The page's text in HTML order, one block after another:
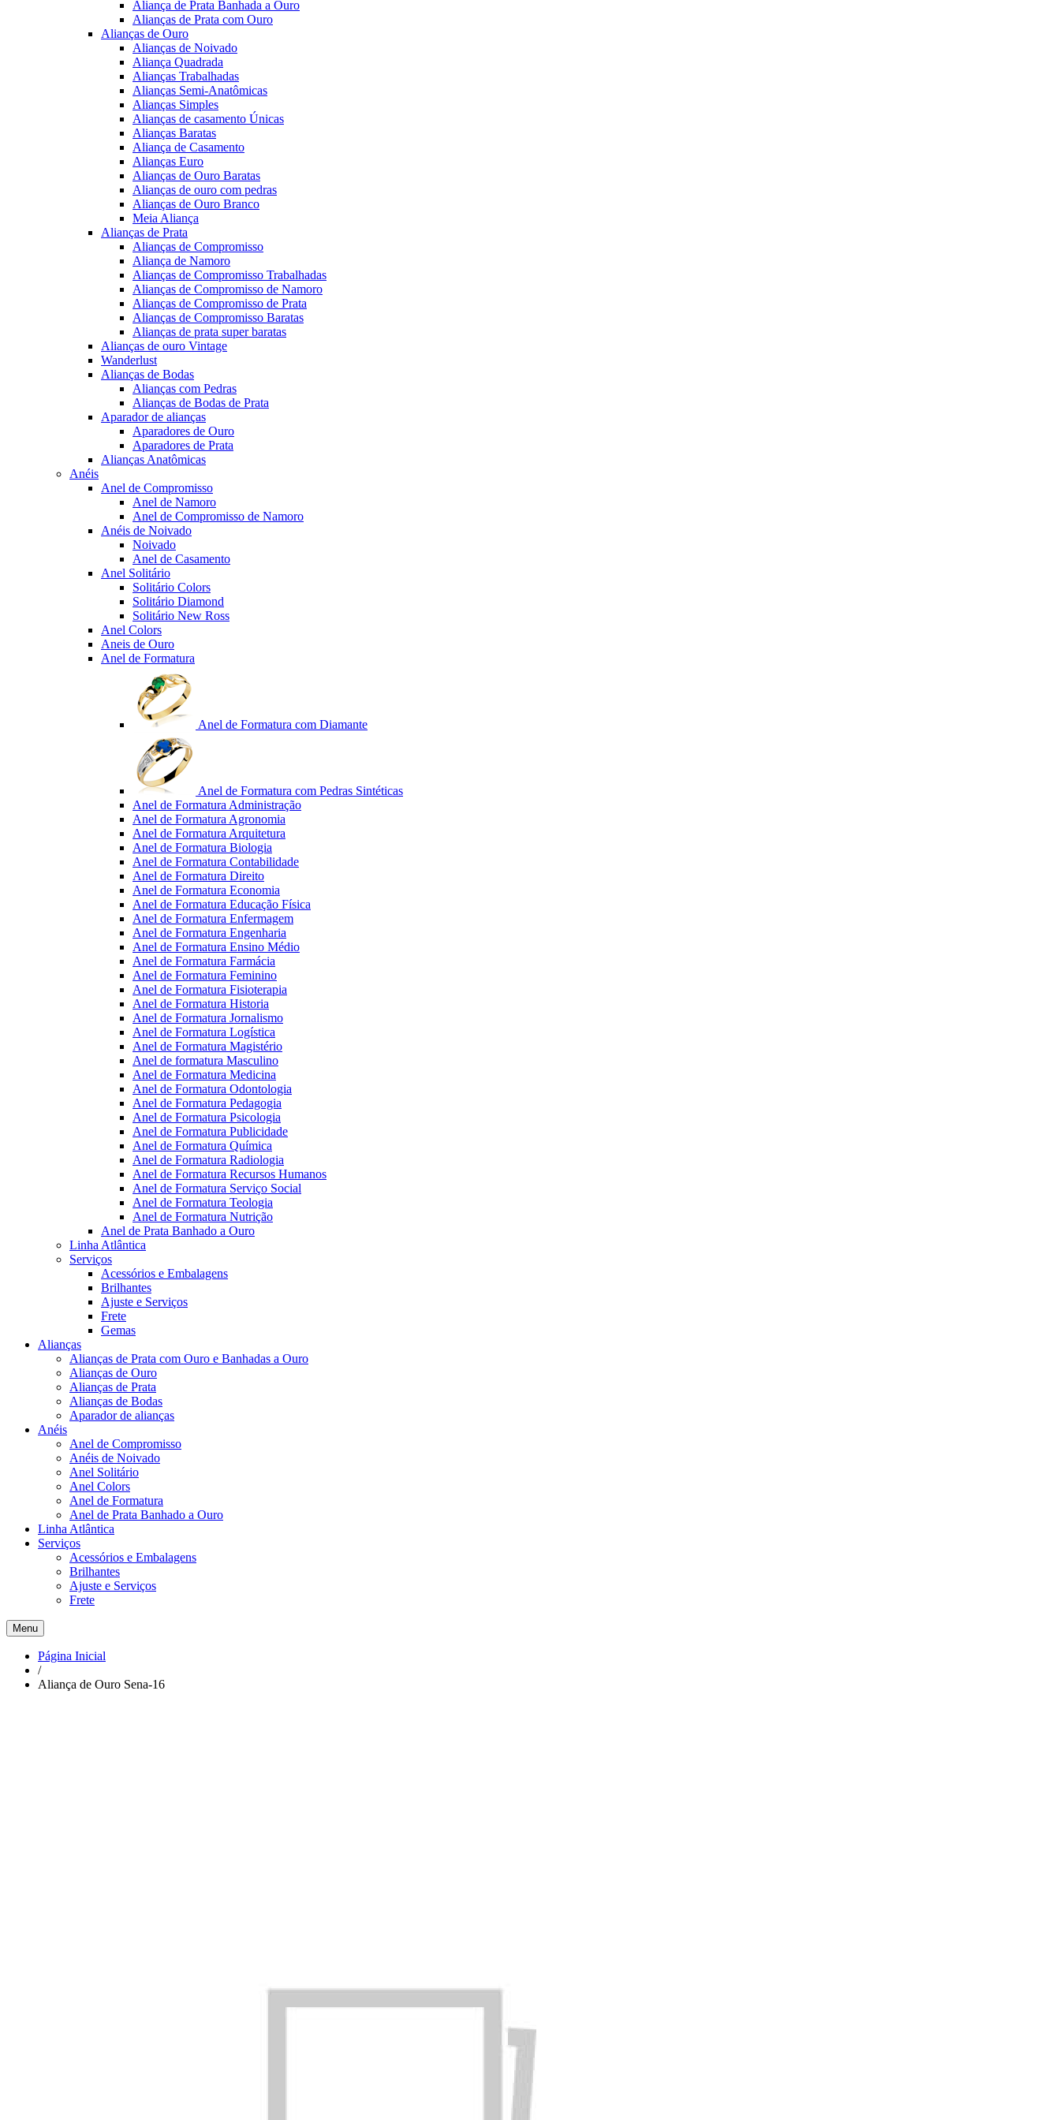
Aliança de Prata Banhada a Ouro
Alianças de Prata com Ouro
Alianças de Ouro
Alianças de Noivado
Aliança Quadrada
Alianças Trabalhadas
Alianças Semi-Anatômicas
Alianças Simples
Alianças de casamento Únicas
Alianças Baratas
Aliança de Casamento
Alianças Euro
Alianças de Ouro Baratas
Alianças de ouro com pedras
Alianças de Ouro Branco
Meia Aliança
Alianças de Prata
Alianças de Compromisso
Aliança de Namoro
Alianças de Compromisso Trabalhadas
Alianças de Compromisso de Namoro
Alianças de Compromisso de Prata
Alianças de Compromisso Baratas
Alianças de prata super baratas
Alianças de ouro Vintage
Wanderlust
Alianças de Bodas
Alianças com Pedras
Alianças de Bodas de Prata
Aparador de alianças
Aparadores de Ouro
Aparadores de Prata
Alianças Anatômicas
Anéis
Anel de Compromisso
Anel de Namoro
Anel de Compromisso de Namoro
Anéis de Noivado
Noivado
Anel de Casamento
Anel Solitário
Solitário Colors
Solitário Diamond
Solitário New Ross
Anel Colors
Aneis de Ouro
Anel de Formatura
Anel de Formatura com Diamante
Anel de Formatura com Pedras Sintéticas
Anel de Formatura Administração
Anel de Formatura Agronomia
Anel de Formatura Arquitetura
Anel de Formatura Biologia
Anel de Formatura Contabilidade
Anel de Formatura Direito
Anel de Formatura Economia
Anel de Formatura Educação Física
Anel de Formatura Enfermagem
Anel de Formatura Engenharia
Anel de Formatura Ensino Médio
Anel de Formatura Farmácia
Anel de Formatura Feminino
Anel de Formatura Fisioterapia
Anel de Formatura Historia
Anel de Formatura Jornalismo
Anel de Formatura Logística
Anel de Formatura Magistério
Anel de formatura Masculino
Anel de Formatura Medicina
Anel de Formatura Odontologia
Anel de Formatura Pedagogia
Anel de Formatura Psicologia
Anel de Formatura Publicidade
Anel de Formatura Química
Anel de Formatura Radiologia
Anel de Formatura Recursos Humanos
Anel de Formatura Serviço Social
Anel de Formatura Teologia
Anel de Formatura Nutrição
Anel de Prata Banhado a Ouro
Linha Atlântica
Serviços
Acessórios e Embalagens
Brilhantes
Ajuste e Serviços
Frete
Gemas
Alianças
Alianças de Prata com Ouro e Banhadas a Ouro
Alianças de Ouro
Alianças de Prata
Alianças de Bodas
Aparador de alianças
Anéis
Anel de Compromisso
Anéis de Noivado
Anel Solitário
Anel Colors
Anel de Formatura
Anel de Prata Banhado a Ouro
Linha Atlântica
Serviços
Acessórios e Embalagens
Brilhantes
Ajuste e Serviços
Frete
Menu
Página Inicial
/
Aliança de Ouro Sena-16